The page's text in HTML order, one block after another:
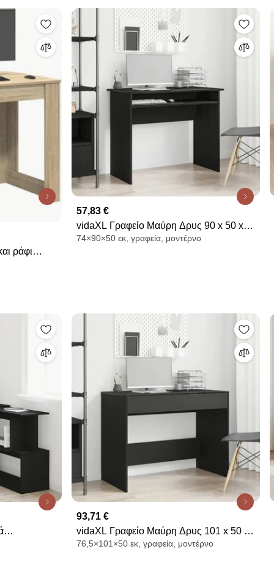
ράφι
57,83 €
vidaXL Γραφείο Μαύρη Δρυς 90 x 50 x
74 εκ. από Τεχνητό Ξύλο
74×90×50 εκ, γραφεία, μοντέρνο
x 76 εκ.
93,71 €
vidaXL Γραφείο Μαύρη Δρυς 101 x 50 x
76,5 εκ. από Τεχνητό Ξύλο
76,5×101×50 εκ, γραφεία, μοντέρνο